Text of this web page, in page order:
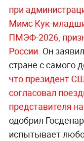
при
Мимс Кук-
ПМЭФ-2026,
России. Он
стране с самого
что президент
согласовал
представителя
одобрил
испытывает